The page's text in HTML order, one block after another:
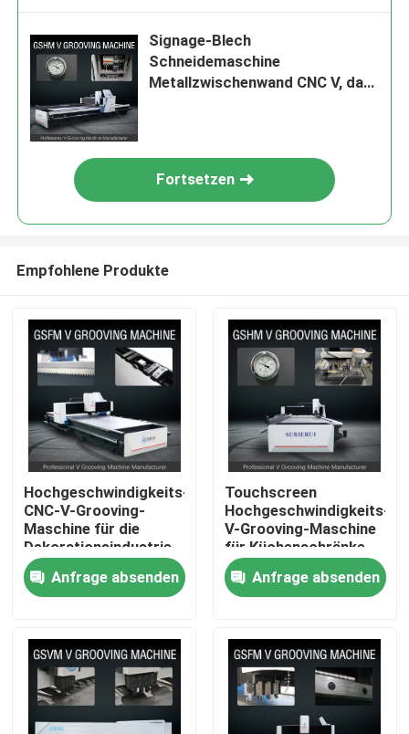
Über uns
Kontakte
Signage-Blech
Schneidemaschine
Metallzwischenwand CNC V, das
Fortsetzen
Empfohlene Produkte
Hochgeschwindigkeits-
CNC-V-Grooving-
Maschine für die
Dekorationsindustrie
aus Edelstahl - Modell
1225Anfrage absenden
Touchscreen
Hochgeschwindigkeits-
V-Grooving-Maschine
für Küchenschränke
Edelstahlverarbeitung
Anfrage absenden